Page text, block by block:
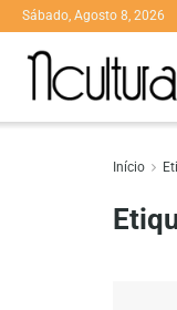
Sábado, Agosto 8, 2026
Início